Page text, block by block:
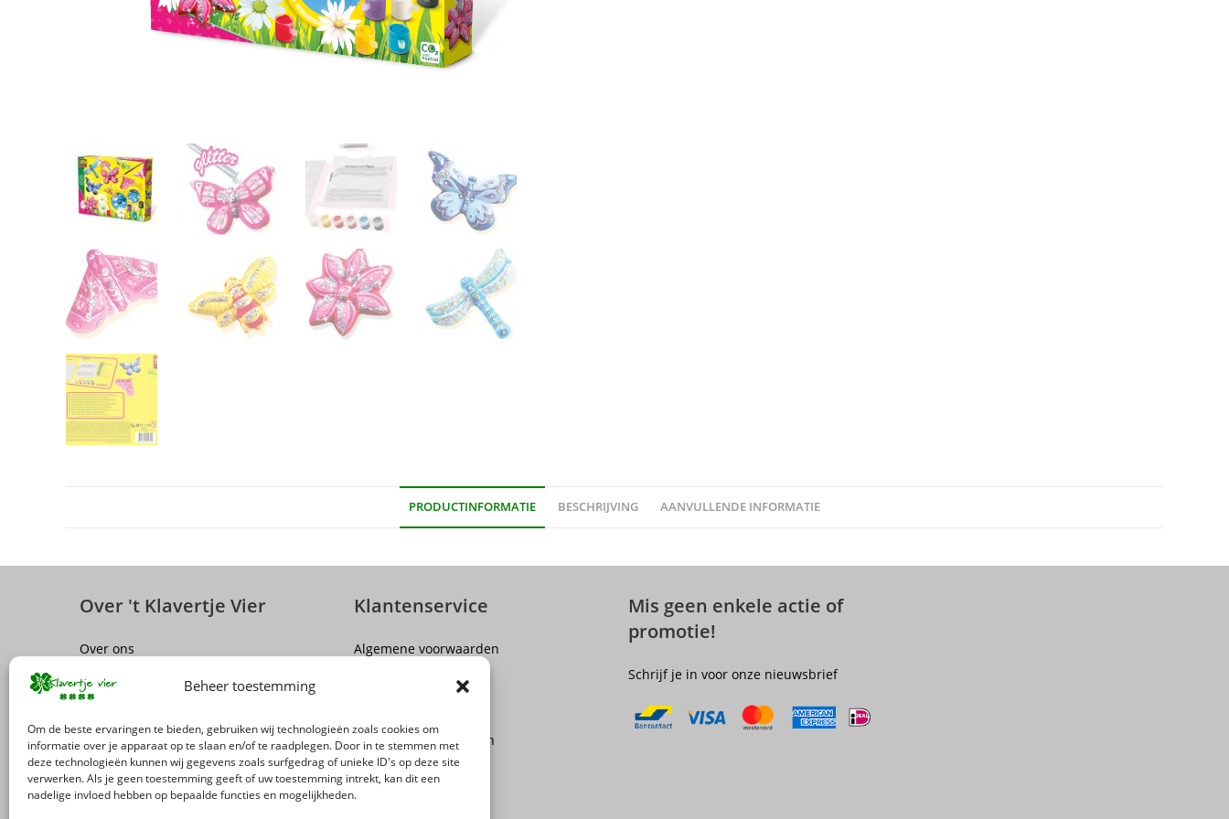
Beheer toestemming
Om de beste ervaringen te bieden, gebruiken wij technologieën zoals cookies om
informatie over je apparaat op te slaan en/of te raadplegen. Door in te stemmen met
deze technologieën kunnen wij gegevens zoals surfgedrag of unieke ID's op deze site
verwerken. Als je geen toestemming geeft of uw toestemming intrekt, kan dit een
nadelige invloed hebben op bepaalde functies en mogelijkheden.
PRODUCTINFORMATIE BESCHRIJVING AANVULLENDE INFORMATIE
Over 't Klavertje Vier
Over ons
Vacatures
Klantenservice
Algemene voorwaarden
Levering en Verzenden
Terugroepingen
Mis geen enkele actie of
promotie!
Schrijf je in voor onze nieuwsbrief